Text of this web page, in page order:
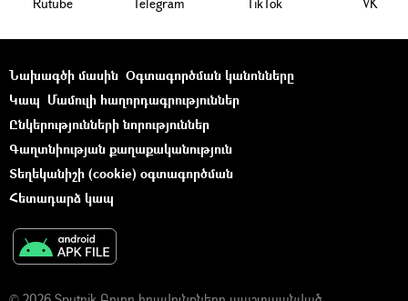
Նախագծի մասին Օգտագործման կանոնները
Կապ Մամուլի հաղորդագրություններ
Ընկերությունների նորություններ
Գաղտնիության քաղաքականություն
Տեղեկանիշի (cookie) օգտագործման
Հետադարձ կապ